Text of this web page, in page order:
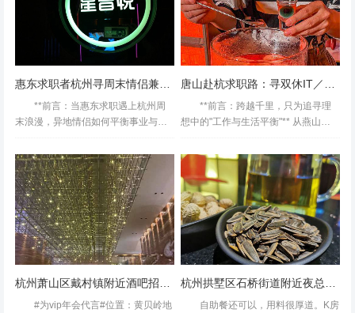
**前言：当惠东求职遇上杭州周
末浪漫，异地情侣如何平衡事业与爱
恋"早已不是新鲜话题，但当一方在惠
东为事业打拼，另一方在杭州期...
**前言：跨越千里，只为追寻理
想中的"工作与生活平衡"** 从燕山脚
里的距离隔不断年轻人对"双休工
作"的...
杭州萧山区戴村镇附近酒吧招聘包厢气氛租,加班双倍工资吗？
#为vip年会代言#位置：黄贝岭地
杭州拱墅区石桥街道附近夜总会招聘商务接待,无中介费的
自助餐还可以，用料很厚道。K房